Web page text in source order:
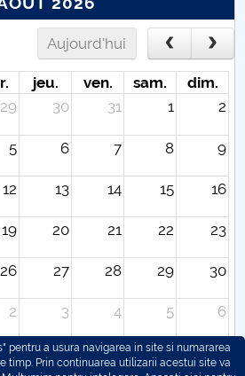
Aujourd'hui
jeu. ven. sam.
dim.
29 30 31 1 2
5 6 7 8 9
12 13 14 15 16
19 20 21 22 23
26 27 28 29 30
2 3 4 5 6
pentru a usura navigarea in site si numararea
timp. Prin continuarea utilizarii acestui site va